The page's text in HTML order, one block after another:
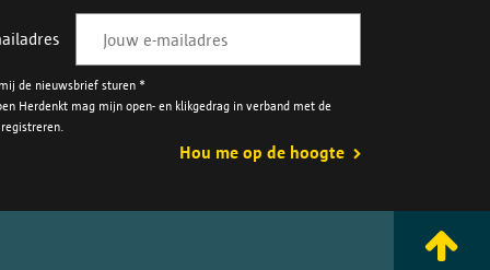
de nieuwsbrief sturen *
Herdenkt mag mijn open- en klikgedrag in verband met de
Hou me op de hoogte